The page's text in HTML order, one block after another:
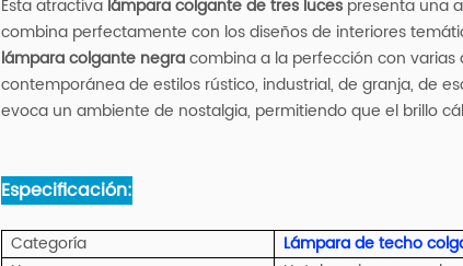
Esta atractiva lámpara colgante de tres luces presenta una
combina perfectamente con los diseños de interiores
lámpara colgante negracombina a la perfección con
contemporánea de estilos rústico, industrial, de granja, de
evoca un ambiente de nostalgia, permitiendo que el brillo
Especificación:
Categoría
Lámpara de techo